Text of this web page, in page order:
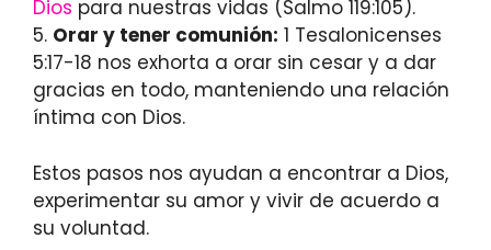
Dios para nuestras vidas (Salmo 119:105).
5. Orar y tener comunión: 1 Tesalonicenses
5:17-18 nos exhorta a orar sin cesar y a dar
gracias en todo, manteniendo una relación
íntima con Dios.
Estos pasos nos ayudan a encontrar a Dios,
experimentar su amor y vivir de acuerdo a
su voluntad.